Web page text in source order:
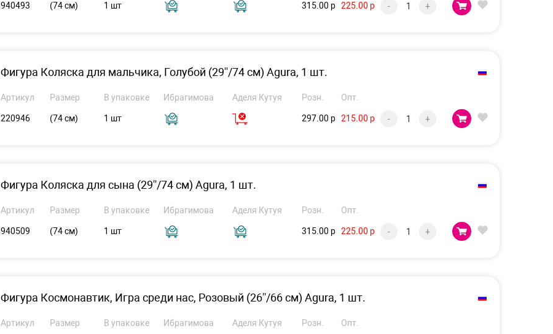
940493 (74 см) 1 шт 315.00 р 225.00 р - +
Фигура Коляска для мальчика, Голубой (29''/74 см) Agura, 1 шт.
Артикул Размер В упаковке Ибрагимова Аделя Кутуя Розн. Опт.
220946 (74 см) 1 шт 297.00 р 215.00 р - +
Фигура Коляска для сына (29''/74 см) Agura, 1 шт.
Артикул Размер В упаковке Ибрагимова Аделя Кутуя Розн. Опт.
940509 (74 см) 1 шт 315.00 р 225.00 р - +
Фигура Космонавтик, Игра среди нас, Розовый (26''/66 см) Agura, 1 шт.
Артикул Размер В упаковке Ибрагимова Аделя Кутуя Розн. Опт.